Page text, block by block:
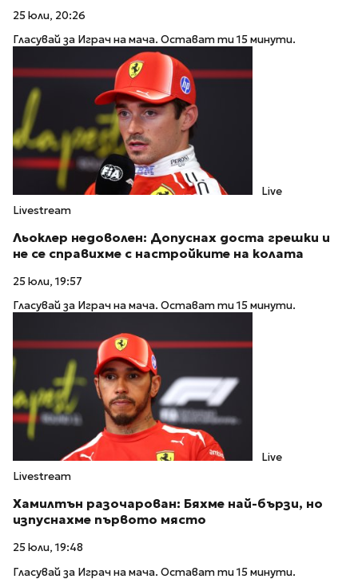
25 юли, 20:26
Гласувай за Играч на мача. Остават ти 15 минути.
Live
Livestream
Льоклер недоволен: Допуснах доста грешки и
не се справихме с настройките на колата
25 юли, 19:57
Гласувай за Играч на мача. Остават ти 15 минути.
Live
Livestream
Хамилтън разочарован: Бяхме най-бързи, но
изпуснахме първото място
25 юли, 19:48
Гласувай за Играч на мача. Остават ти 15 минути.